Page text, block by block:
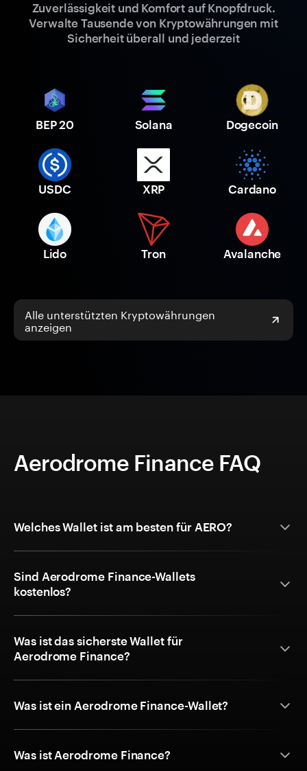
Zuverlässigkeit und Komfort auf Knopfdruck.
Verwalte Tausende von Kryptowährungen mit
Sicherheit überall und jederzeit
BEP 20 Solana Dogecoin
USDC XRP Cardano
Lido Tron Avalanche
Alle unterstützten Kryptowährungen
anzeigen
Aerodrome Finance FAQ
Welches Wallet ist am besten für AERO?
Sind Aerodrome Finance-Wallets
kostenlos?
Was ist das sicherste Wallet für
Aerodrome Finance?
Was ist ein Aerodrome Finance-Wallet?
Was ist Aerodrome Finance?